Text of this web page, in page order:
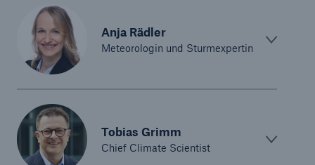
Anja Rädler
Meteorologin und Sturmexpertin
Tobias Grimm
Chief Climate Scientist